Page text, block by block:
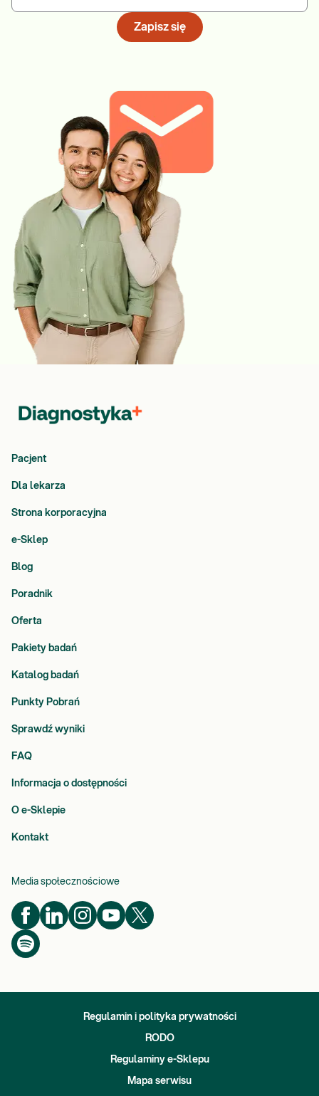
Zapisz się
Pacjent
Dla lekarza
Strona korporacyjna
e-Sklep
Blog
Poradnik
Oferta
Pakiety badań
Katalog badań
Punkty Pobrań
Sprawdź wyniki
FAQ
Informacja o dostępności
O e-Sklepie
Kontakt
Media społecznościowe
Regulamin i polityka prywatności
RODO
Regulaminy e-Sklepu
Mapa serwisu